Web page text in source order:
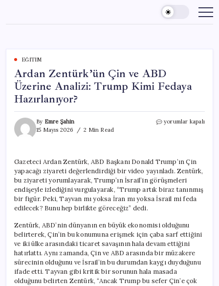
content
EĞITIM
Ardan Zentürk’ün Çin ve ABD
Üzerine Analizi: Trump Kimi Fedaya
Hazırlanıyor?
By Emre Şahin
15 Mayıs 2026
2 Min Read
Ardan
Üzerine
Analizi:
Trump
Kimi
Fedaya
yorumlar kapalı
Gazeteci Ardan Zentürk, ABD Başkanı Donald Trump’ın Çin
yapacağı ziyareti değerlendirdiği bir video yayınladı. Zentürk,
bu ziyareti yorumlayarak, Trump’ın İsrail’in görüşmeleri
endişeyle izlediğini vurgulayarak, “Trump artık biraz tanınmış
bir figür. Peki, Tayvan mı yoksa İran mı yoksa İsrail mi feda
edilecek? Bunu hep birlikte göreceğiz” dedi.
Zentürk, ABD’nin dünyanın en büyük ekonomisi olduğunu
belirterek, Çin’in bu konumuna erişmek için çaba sarf ettiğini
ve iki ülke arasındaki ticaret savaşının hala devam ettiğini
hatırlattı. Aynı zamanda, Çin ve ABD arasında bir müzakere
sürecinin olduğunu ve İsrail’in bu durumdan kaygı duyduğunu
ifade etti. Tayvan gibi kritik bir sorunun hala masada
olduğunu belirten Zentürk, “Ancak Trump bu sefer Çin’e çok